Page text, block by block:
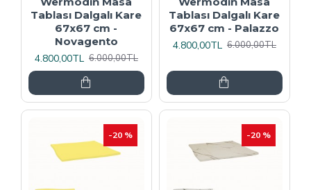
Tablası Dalgalı Kare
67x67 cm -
Novagento
4.800,00TL 6.000,00TL
Tablası Dalgalı Kare
67x67 cm - Palazzo
4.800,00TL 6.000,00TL
-20 % -20 %